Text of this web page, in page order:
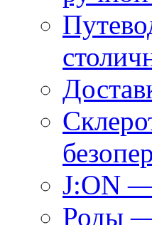
J:ON —
Роды —